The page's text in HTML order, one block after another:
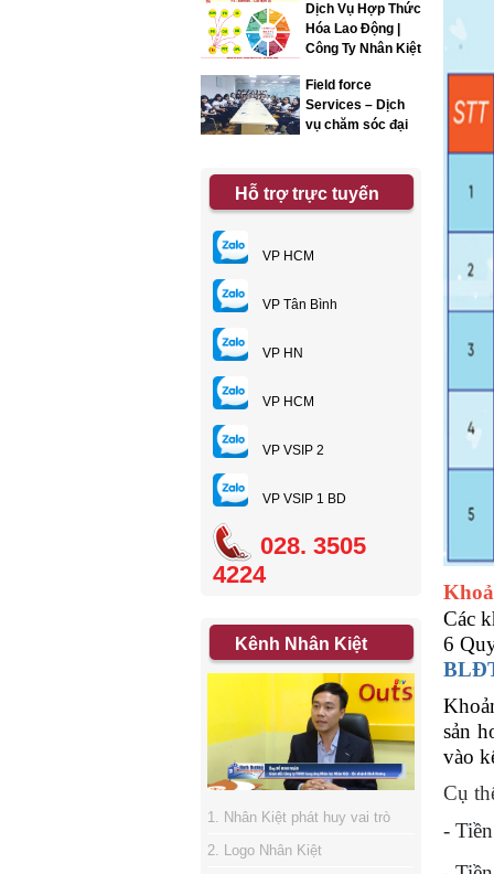
Dịch Vụ Hợp Thức
Hóa Lao Động |
Công Ty Nhân Kiệt
Field force
Services – Dịch
vụ chăm sóc đại
Hỗ trợ trực tuyến
VP HCM
VP Tân Bình
VP HN
VP HCM
VP VSIP 2
VP VSIP 1 BD
028. 3505
4224
Kênh Nhân Kiệt
1. Nhân Kiệt phát huy vai trò
sàn giao dịch việc làm
2. Logo Nhân Kiệt
Các
6
sản
vào
Cụ
-